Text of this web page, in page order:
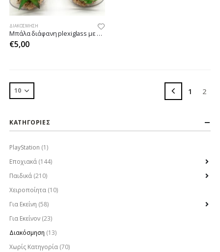
ΔΙΑΚΌΣΜΗΣΗ
Μπάλα διάφανη plexiglass με παχύφυτο
€5,00
1 2
ΚΑΤΗΓΟΡΙΕΣ
PlayStation (1)
Εποχιακά (144)
Παιδικά (210)
Χειροποίητα (10)
Για Εκείνη (58)
Για Εκείνον (23)
Διακόσμηση (13)
Χωρίς Κατηγορία (70)